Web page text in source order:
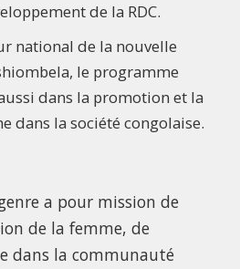
de la RDC.
national de la nouvelle
le programme
dans la promotion et la
dans la société congolaise.
a pour mission de
de la femme, de
dans la communauté